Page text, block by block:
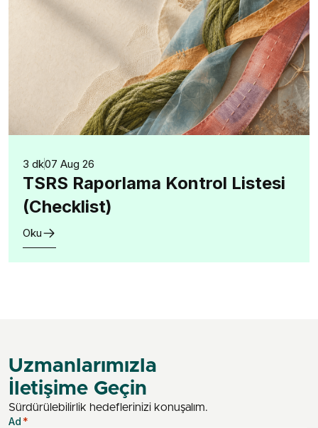
3 dk07 Aug 26
TSRS Raporlama Kontrol Listesi
(Checklist)
Oku
Uzmanlarımızla
İletişime Geçin
Sürdürülebilirlik hedeflerinizi konuşalım.
Ad *